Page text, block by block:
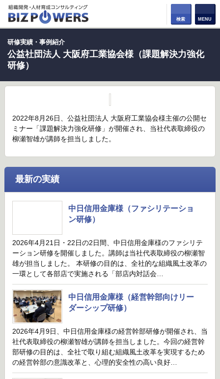
検索 MENU
研修実績・事例紹介
公益社団法人 大阪府工業協会様（課題解決力強化
研修）
2022年8月26日、公益社団法人 大阪府工業協会様主催の公開セ
ミナー「課題解決力強化研修」が開催され、当社代表取締役の
柳瀬智雄が講師を担当しました。
最新の実績
中日信用金庫様（ファシリテーショ
ン研修）
2026年4月21日・22日の2日間、中日信用金庫様のファシリテ
ーション研修を開催しました。講師は当社代表取締役の柳瀬智
雄が担当しました。 本研修の目的は、全社的な組織風土改革の
一環として各部店で実施される「部店内対話会…
中日信用金庫様（経営幹部向けリー
ダーシップ研修）
2026年4月9日、中日信用金庫様の経営幹部研修が開催され、当
社代表取締役の柳瀬智雄が講師を担当しました。今回の経営幹
部研修の目的は、全社で取り組む組織風土改革を実現するため
の経営幹部の意識改革と、心理的安全性の高い良好…